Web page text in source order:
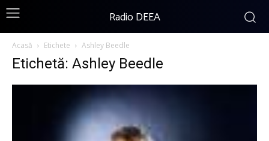
Radio DEEA
Acasă Etichete Ashley Beedle
Etichetă: Ashley Beedle